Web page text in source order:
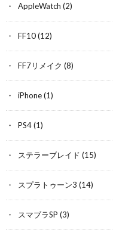
AppleWatch (2)
FF10(12)
FF7リメイク (8)
iPhone(1)
PS4(1)
ステラーブレイド (15)
スプラトゥーン3 (14)
スマブラSP (3)